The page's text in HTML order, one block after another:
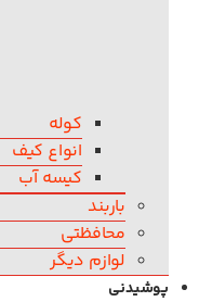
کوله
انواع کیف
کیسه آب
باربند
محافظتی
لوازم دیگر
پوشیدنی